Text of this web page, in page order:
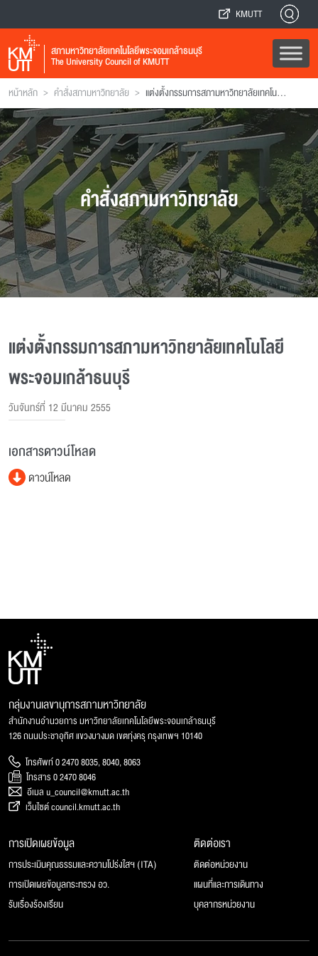
KMUTT
สภามหาวิทยาลัยเทคโนโลยีพระจอมเกล้าธนบุรี
The University Council of KMUTT
หน้าหลัก > คำสั่งสภามหาวิทยาลัย > แต่งตั้งกรรมการสภามหาวิทยาลัยเทคโนโลยีพระจอมเกล้าธนบุรี
คำสั่งสภามหาวิทยาลัย
แต่งตั้งกรรมการสภามหาวิทยาลัยเทคโนโลยี
พระจอมเกล้าธนบุรี
วันจันทร์ที่ 12 มีนาคม 2555
เอกสารดาวน์โหลด
ดาวน์โหลด
กลุ่มงานเลขานุการสภามหาวิทยาลัย
สำนักงานอำนวยการ มหาวิทยาลัยเทคโนโลยีพระจอมเกล้าธนบุรี
126 ถนนประชาอุทิศ แขวงบางมด เขตทุ่งครุ กรุงเทพฯ 10140
โทรศัพท์ 0 2470 8035, 8040, 8063
โทรสาร 0 2470 8046
อีเมล u_council@kmutt.ac.th
เว็บไซต์ council.kmutt.ac.th
การเปิดเผยข้อมูล
การประเมินคุณธรรมและความโปร่งใสฯ (ITA)
การเปิดเผยข้อมูลกระทรวง อว.
รับเรื่องร้องเรียน
ติดต่อเรา
ติดต่อหน่วยงาน
แผนที่และการเดินทาง
บุคลากรหน่วยงาน